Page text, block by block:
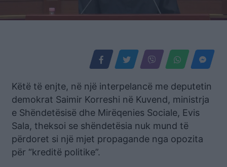
Këtë të enjte, në një interpelancë me deputetin
demokrat Saimir Korreshi në Kuvend, ministrja
e Shëndetësisë dhe Mirëqenies Sociale, Evis
Sala, theksoi se shëndetësia nuk mund të
përdoret si një mjet propagande nga opozita
për “kreditë politike”.